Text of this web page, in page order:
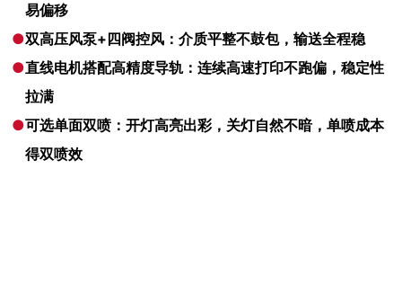
易偏移
●双高压风泵+四阀控风：介质平整不鼓包，输送全程稳
●直线电机搭配高精度导轨：连续高速打印不跑偏，稳定性
拉满
●可选单面双喷：开灯高亮出彩，关灯自然不暗，单喷成本
得双喷效